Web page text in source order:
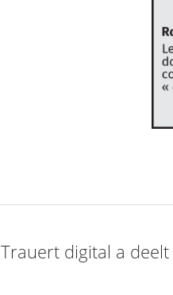
Trauert digital a